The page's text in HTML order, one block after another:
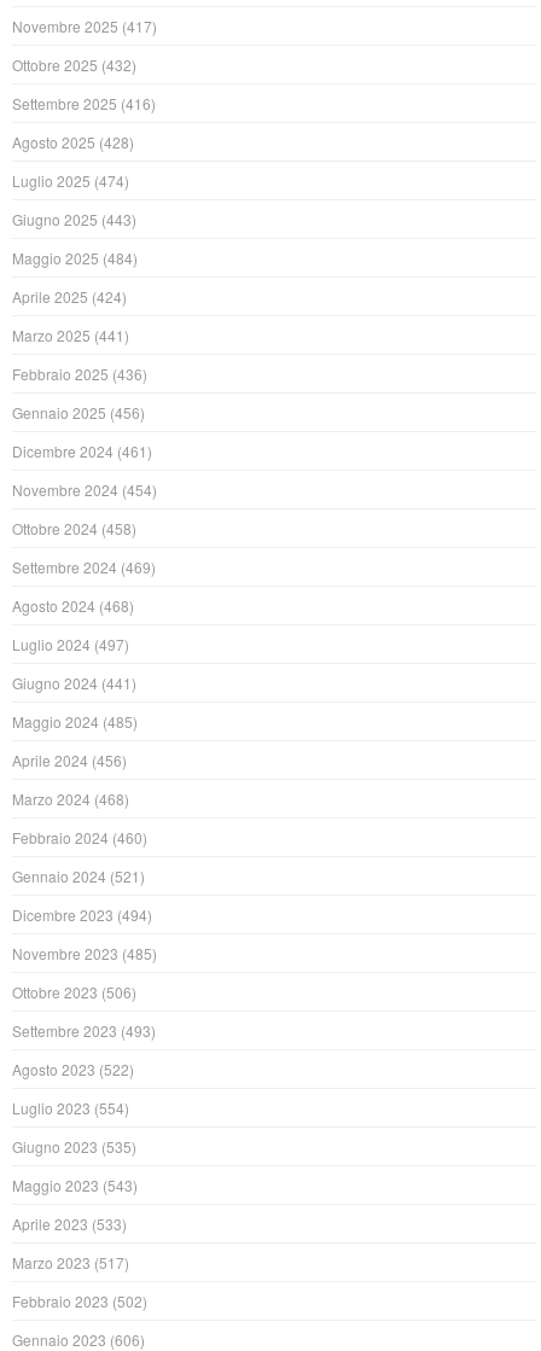
Novembre 2025 (417)
Ottobre 2025 (432)
Settembre 2025 (416)
Agosto 2025 (428)
Luglio 2025 (474)
Giugno 2025 (443)
Maggio 2025 (484)
Aprile 2025 (424)
Marzo 2025 (441)
Febbraio 2025 (436)
Gennaio 2025 (456)
Dicembre 2024 (461)
Novembre 2024 (454)
Ottobre 2024 (458)
Settembre 2024 (469)
Agosto 2024 (468)
Luglio 2024 (497)
Giugno 2024 (441)
Maggio 2024 (485)
Aprile 2024 (456)
Marzo 2024 (468)
Febbraio 2024 (460)
Gennaio 2024 (521)
Dicembre 2023 (494)
Novembre 2023 (485)
Ottobre 2023 (506)
Settembre 2023 (493)
Agosto 2023 (522)
Luglio 2023 (554)
Giugno 2023 (535)
Maggio 2023 (543)
Aprile 2023 (533)
Marzo 2023 (517)
Febbraio 2023 (502)
Gennaio 2023 (606)